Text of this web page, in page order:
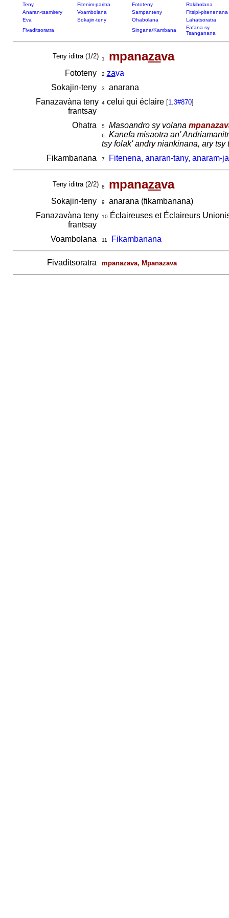
Teny Fitenim-paritra Fototeny
Rakibolana
Anaran-tsamirery
Voambolana Sampanteny
Fitsipi-pitenenana
Eva
Sokajin-teny Ohabolana
Lahatsoratra
Fivaditsoratra
Singana/Kambana
Fafana sy
Tsanganana
Teny iditra (1/2) 1 mpanazava
Fototeny 2 zava
Sokajin-teny
3
anarana
Fanazavàna teny
frantsay
4celui qui éclaire [1.3#870]
Ohatra 5 Masoandro sy volana
6
Kanefa misaotra an'
tsy folak' andry niankinana, ary tsy
Fikambanana
7 Fitenena, anaran-tany, anaram-
Teny iditra (2/2) 8 mpanazava
Sokajin-teny 9
anarana (fikambanana)
Fanazavàna teny
frantsay
10Éclaireuses et Éclaireurs
Voambolana 11 Fikambanana
Fivaditsoratra mpanazava, Mpanazava